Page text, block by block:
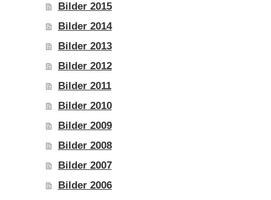
Bilder 2015
Bilder 2014
Bilder 2013
Bilder 2012
Bilder 2011
Bilder 2010
Bilder 2009
Bilder 2008
Bilder 2007
Bilder 2006